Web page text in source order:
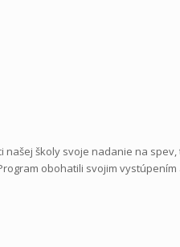
školy svoje nadanie na
obohatili svojim vystúpením